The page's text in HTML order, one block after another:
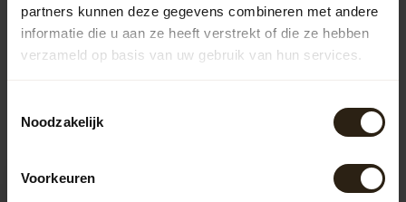
partners kunnen deze gegevens combineren met andere
informatie die u aan ze heeft verstrekt of die ze hebben
verzameld op basis van uw gebruik van hun services.
Noodzakelijk
Voorkeuren
Neem gerust contact op met onze klantenservice op
info@barrelatelier.nl
of 038 - 3760185 . We helpen je graag!
Recent bekeken